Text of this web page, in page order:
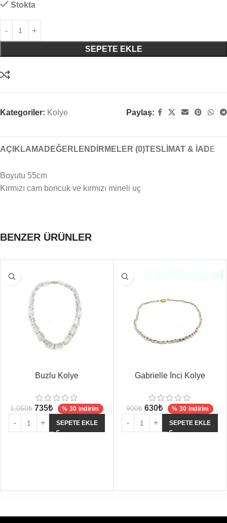
Stokta
SEPETE EKLE
Kategoriler: Kolye Paylaş:
AÇIKLAMA DEĞERLENDIRMELER (0)TESLIMAT & İADE
Boyutu 55cm
Kırmızı cam boncuk ve kırmızı mineli uç
BENZER ÜRÜNLER
Buzlu Kolye
1,050₺ 735₺ % 30 indirim
SEPETE EKLE
Gabrielle İnci Kolye
900₺ 630₺ % 30 indirim
SEPETE EKLE